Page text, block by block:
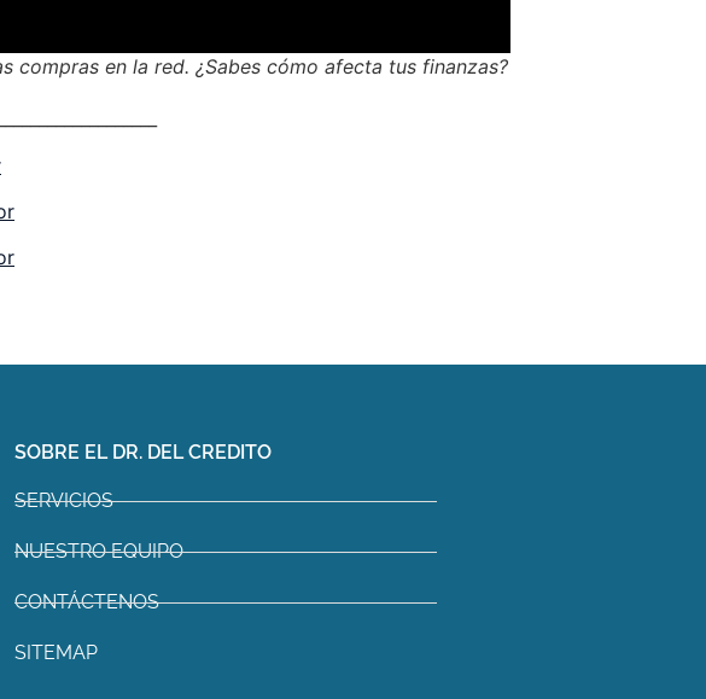
compras en la red. ¿Sabes cómo afecta tus finanzas?
SOBRE EL DR. DEL CREDITO
SERVICIOS
NUESTRO EQUIPO
CONTÁCTENOS
SITEMAP